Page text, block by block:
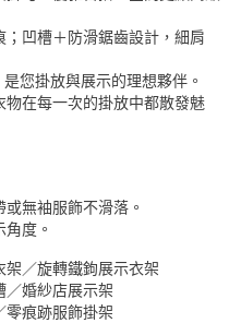
凹槽＋防滑鋸齒設計，細肩
您掛放與展示的理想夥伴。
在每一次的掛放中都散發魅
無袖服飾不滑落。
度。
／旋轉鐵鉤展示衣架
／婚紗店展示架
零痕跡服飾掛架